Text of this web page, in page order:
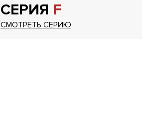
СЕРИЯ F
СМОТРЕТЬ СЕРИЮ